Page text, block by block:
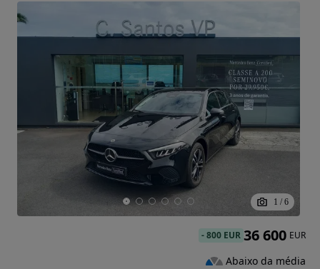
1 / 6
-800 EUR 36 600 EUR
Abaixo da média